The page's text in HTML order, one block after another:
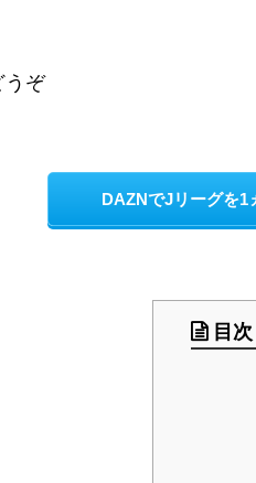
うぞ
DAZNでJリーグを1
目次